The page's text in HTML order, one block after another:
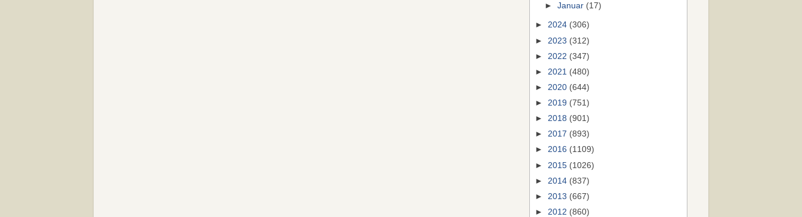
►Januar (17)
► 2024 (306)
► 2023 (312)
► 2022 (347)
► 2021 (480)
► 2020 (644)
► 2019 (751)
► 2018 (901)
► 2017 (893)
► 2016 (1109)
► 2015 (1026)
► 2014 (837)
► 2013 (667)
► 2012 (860)